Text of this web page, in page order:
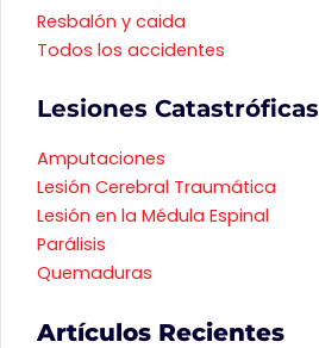
Resbalón y caida
Todos los accidentes
Lesiones Catastróficas
Amputaciones
Lesión Cerebral Traumática
Lesión en la Médula Espinal
Parálisis
Quemaduras
Artículos Recientes